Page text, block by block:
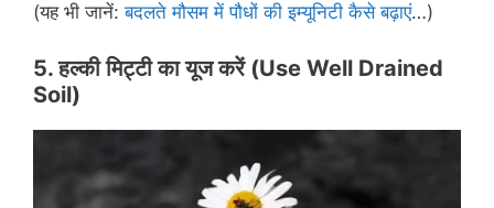
(यह भी जानें:बदलते मौसम में पौधों की इम्यूनिटी कैसे बढ़ाएं…)
5.हल्की मिट्टी का यूज करें (Use Well Drained
Soil)